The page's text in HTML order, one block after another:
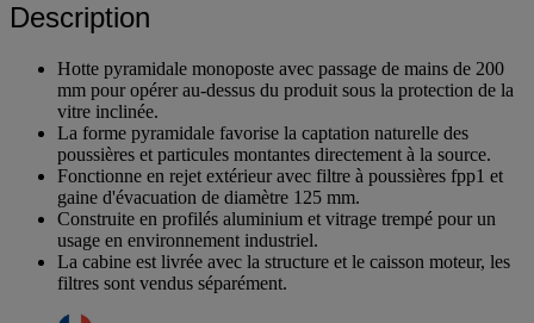
Description
Hotte pyramidale monoposte avec passage de mains de 200
mm pour opérer au-dessus du produit sous la protection de la
vitre inclinée.
La forme pyramidale favorise la captation naturelle des
poussières et particules montantes directement à la source.
Fonctionne en rejet extérieur avec filtre à poussières fpp1 et
gaine d'évacuation de diamètre 125 mm.
Construite en profilés aluminium et vitrage trempé pour un
usage en environnement industriel.
La cabine est livrée avec la structure et le caisson moteur, les
filtres sont vendus séparément.